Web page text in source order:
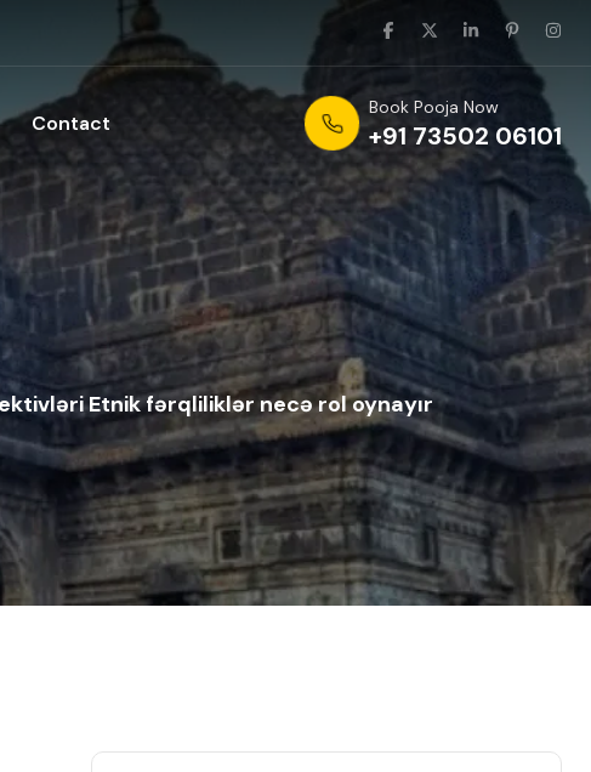
Contact
Book Pooja Now
+91 73502 06101
Etnik fərqliliklər necə rol oynayır